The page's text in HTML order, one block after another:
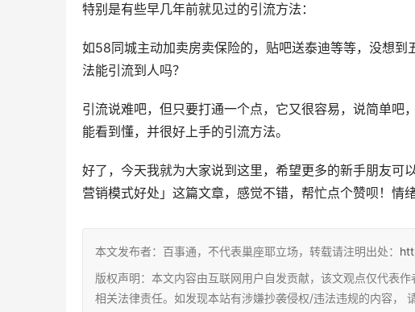
特别是有些早几年前就见过的引流方法：
如58同城主动加卖房卖保险的，贴吧送泰迪等等，没想
法能引流到人吗？
引流说难吧，但只要打通一个点，它又很容易，说简单
能看到懂，并很好上手的引流方法。
好了，今天我就为大家说到这里，希望更多的新手朋友可
营销模式好处」这篇文章，感觉不错，帮忙点个赞呗！情
本文发布者：百事通，不代表巢座耶立场，转载请注明出处：
版权声明：本文内容由互联网用户自发贡献，该文观点仅代表
相关法律责任。如发现本站有涉嫌抄袭侵权/违法违规的内容